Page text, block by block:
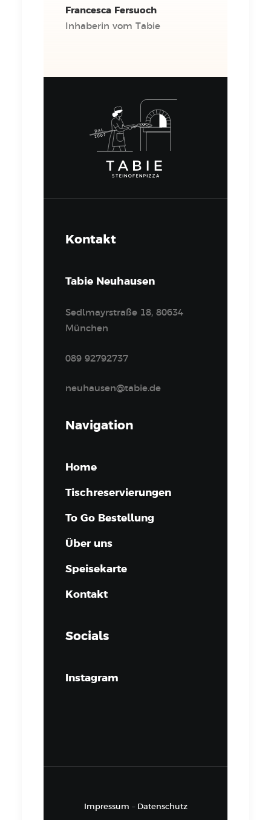
Francesca Fersuoch
Inhaberin vom Tabie
Kontakt
Tabie Neuhausen
Sedlmayrstraße 18, 80634
München
089 92792737
neuhausen@tabie.de
Navigation
Home
Tischreservierungen
To Go Bestellung
Über uns
Speisekarte
Kontakt
Socials
Instagram
Impressum – Datenschutz